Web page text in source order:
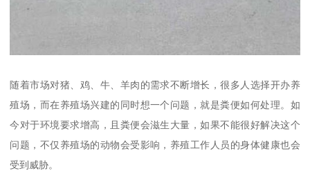
随着市场对猪、鸡、牛、羊肉的需求不断增长，很多人选择开办养
殖场，而在养殖场兴建的同时想一个问题，就是粪便如何处理。如
今对于环境要求增高，且粪便会滋生大量，如果不能很好解决这个
问题，不仅养殖场的动物会受影响，养殖工作人员的身体健康也会
受到威胁。